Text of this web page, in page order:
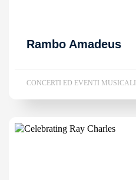
Rambo Amadeus
CONCERTI ED EVENTI MUSICALI